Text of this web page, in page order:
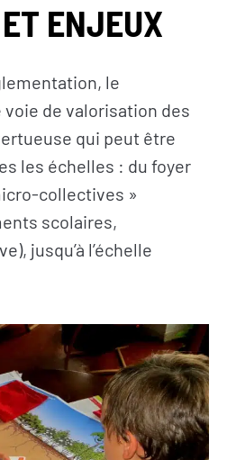
ENJEUX
le
de valorisation des
qui peut être
les échelles : du foyer
collectives »
scolaires,
jusqu’à l’échelle